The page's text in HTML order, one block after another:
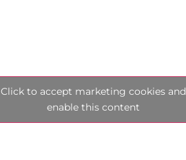
Click to accept marketing cookies and
enable this content